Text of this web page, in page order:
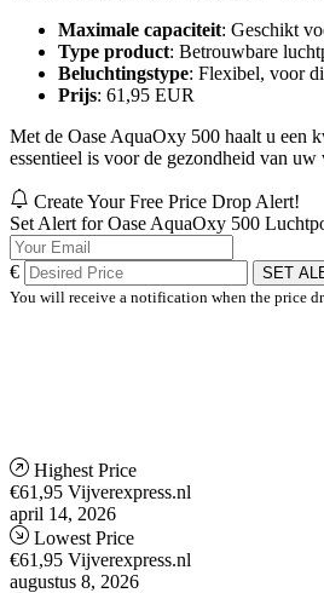
Maximale capaciteit: Geschikt
Type product: Betrouwbare
Beluchtingstype: Flexibel, voor
Prijs: 61,95 EUR
Met de Oase AquaOxy 500 haalt u een
essentieel is voor de gezondheid van uw
Create Your Free Price Drop Alert!
Set Alert for Oase AquaOxy 500
€
SET
You will receive a notification when the price
Highest Price
€61,95 Vijverexpress.nl
april 14, 2026
Lowest Price
€61,95 Vijverexpress.nl
augustus 8, 2026